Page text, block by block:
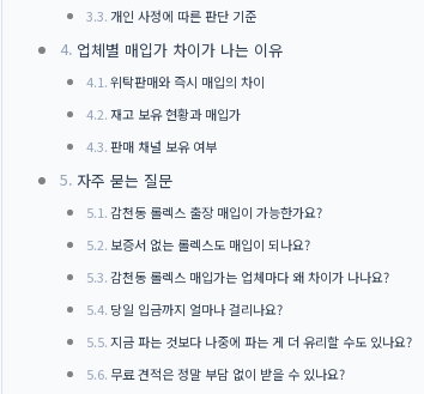
개인 사정에 따른 판단 기준
업체별 매입가 차이가 나는 이유
위탁판매와 즉시 매입의 차이
재고 보유 현황과 매입가
판매 채널 보유 여부
자주 묻는 질문
감천동 롤렉스 출장 매입이 가능한가요?
보증서 없는 롤렉스도 매입이 되나요?
감천동 롤렉스 매입가는 업체마다 왜 차이가 나나요?
당일 입금까지 얼마나 걸리나요?
지금 파는 것보다 나중에 파는 게 더 유리할 수도 있나요?
무료 견적은 정말 부담 없이 받을 수 있나요?